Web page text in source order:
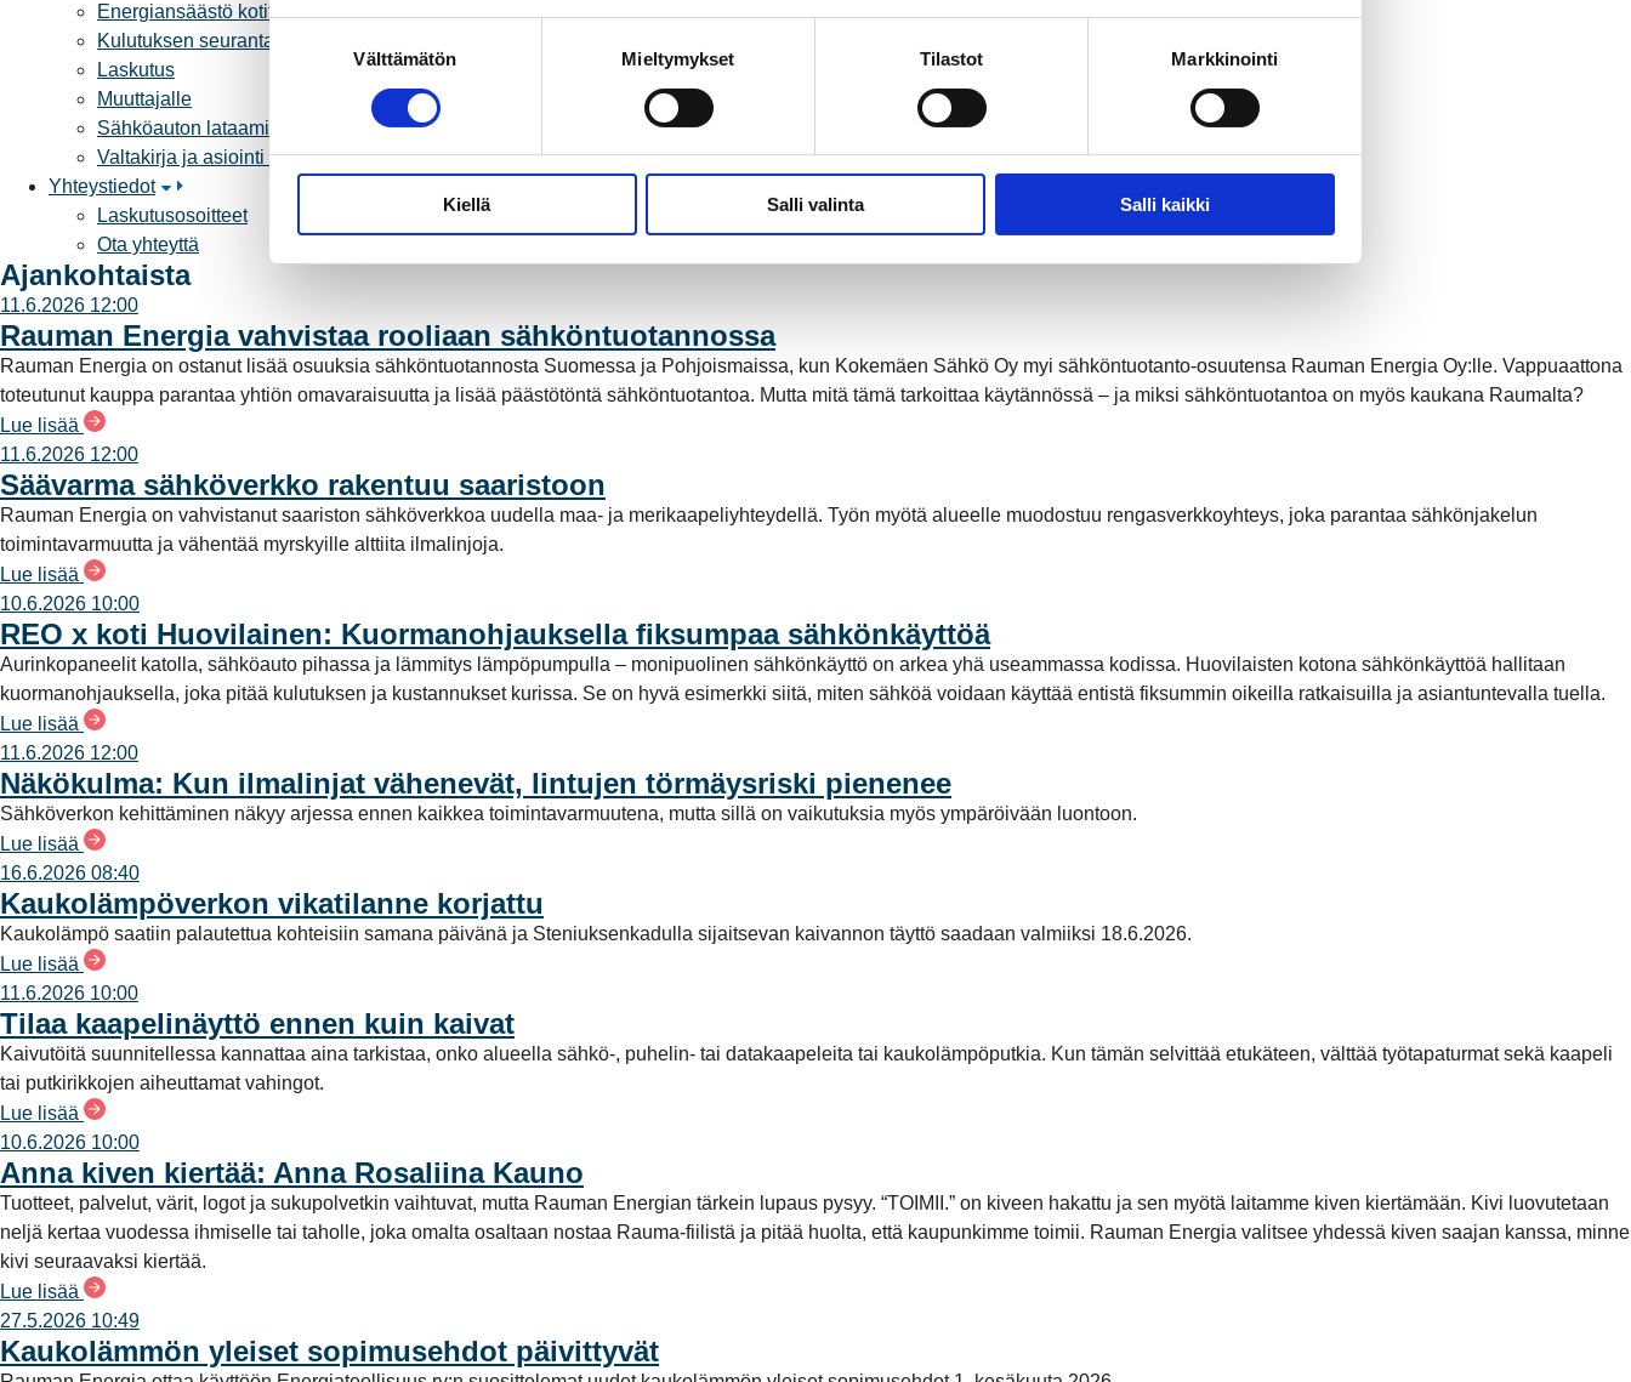
k
e
n
n
t
a
Välttämätön Mieltymykset Tilastot Markkinointi
Kiellä Salli valinta Salli kaikki
Energiansäästö kotitaloudessa
Kulutuksen seuranta
Laskutus
Muuttajalle
Sähköauton lataaminen
Valtakirja ja asiointi toisen puolesta
Yhteystiedot
Laskutusosoitteet
Ota yhteyttä
Ajankohtaista
11.6.2026 12:00
Rauman Energia vahvistaa rooliaan sähköntuotannossa
Rauman Energia on ostanut lisää osuuksia sähköntuotannosta Suomessa ja Pohjoismaissa, kun Kokemäen Sähkö Oy myi sähköntuotanto-osuutensa Rauman Energia Oy:lle. Vappuaattona
toteutunut kauppa parantaa yhtiön omavaraisuutta ja lisää päästötöntä sähköntuotantoa. Mutta mitä tämä tarkoittaa käytännössä – ja miksi sähköntuotantoa on myös kaukana Raumalta?
Lue lisää
11.6.2026 12:00
Säävarma sähköverkko rakentuu saaristoon
Rauman Energia on vahvistanut saariston sähköverkkoa uudella maa- ja merikaapeliyhteydellä. Työn myötä alueelle muodostuu rengasverkkoyhteys, joka parantaa sähkönjakelun
toimintavarmuutta ja vähentää myrskyille alttiita ilmalinjoja.
Lue lisää
10.6.2026 10:00
REO x koti Huovilainen: Kuormanohjauksella fiksumpaa sähkönkäyttöä
Aurinkopaneelit katolla, sähköauto pihassa ja lämmitys lämpöpumpulla – monipuolinen sähkönkäyttö on arkea yhä useammassa kodissa. Huovilaisten kotona sähkönkäyttöä hallitaan
kuormanohjauksella, joka pitää kulutuksen ja kustannukset kurissa. Se on hyvä esimerkki siitä, miten sähköä voidaan käyttää entistä fiksummin oikeilla ratkaisuilla ja asiantuntevalla tuella.
Lue lisää
11.6.2026 12:00
Näkökulma: Kun ilmalinjat vähenevät, lintujen törmäysriski pienenee
Sähköverkon kehittäminen näkyy arjessa ennen kaikkea toimintavarmuutena, mutta sillä on vaikutuksia myös ympäröivään luontoon.
Lue lisää
16.6.2026 08:40
Kaukolämpöverkon vikatilanne korjattu
Kaukolämpö saatiin palautettua kohteisiin samana päivänä ja Steniuksenkadulla sijaitsevan kaivannon täyttö saadaan valmiiksi 18.6.2026.
Lue lisää
11.6.2026 10:00
Tilaa kaapelinäyttö ennen kuin kaivat
Kaivutöitä suunnitellessa kannattaa aina tarkistaa, onko alueella sähkö-, puhelin- tai datakaapeleita tai kaukolämpöputkia. Kun tämän selvittää etukäteen, välttää työtapaturmat sekä kaapeli
tai putkirikkojen aiheuttamat vahingot.
Lue lisää
10.6.2026 10:00
Anna kiven kiertää: Anna Rosaliina Kauno
Tuotteet, palvelut, värit, logot ja sukupolvetkin vaihtuvat, mutta Rauman Energian tärkein lupaus pysyy. “TOIMII.” on kiveen hakattu ja sen myötä laitamme kiven kiertämään. Kivi luovutetaan
neljä kertaa vuodessa ihmiselle tai taholle, joka omalta osaltaan nostaa Rauma-fiilistä ja pitää huolta, että kaupunkimme toimii. Rauman Energia valitsee yhdessä kiven saajan kanssa, minne
kivi seuraavaksi kiertää.
Lue lisää
27.5.2026 10:49
Kaukolämmön yleiset sopimusehdot päivittyvät